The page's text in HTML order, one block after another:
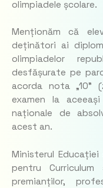
olimpiadele școlare.
Menționăm că
deținători ai
olimpiadelor
desfășurate pe
acorda nota „10”
examen la
naționale de
acest an.
Ministerul
pentru
premianților,